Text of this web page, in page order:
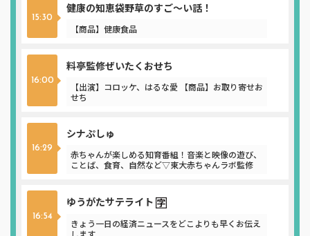
15:30
健康の知恵袋野草のすご～い話！
【商品】健康食品
16:00
料亭監修ぜいたくおせち
【出演】コロッケ、はるな愛 【商品】お取り寄せお
せち
16:29
シナぷしゅ
赤ちゃんが楽しめる知育番組！音楽と映像の遊び、
ことば、食育、自然など▽東大赤ちゃんラボ監修
16:54
ゆうがたサテライト
きょう一日の経済ニュースをどこよりも早くお伝え
します